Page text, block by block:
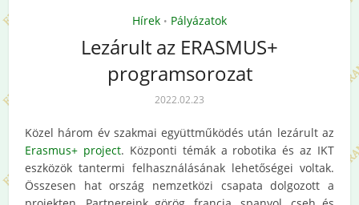
Hírek • Pályázatok
Lezárult az ERASMUS+
programsorozat
2022.02.23
Közel három év szakmai együttműködés után lezárult az
Erasmus+ project. Központi témák a robotika és az IKT
eszközök tantermi felhasználásának lehetőségei voltak.
Összesen hat ország nemzetközi csapata dolgozott a